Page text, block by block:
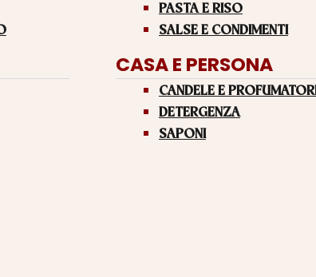
PASTA E RISO
SALSE E CONDIMENTI
CASA E PERSONA
CANDELE E PROFUMATORI
DETERGENZA
SAPONI